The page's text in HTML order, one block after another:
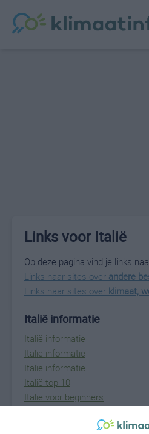
Links voor Italië
Op deze pagina vind je links
Links naar sites over andere
Links naar sites over klimaat,
Italië informatie
Italië informatie
Italië informatie
Italië informatie
Italië top 10
Italië voor beginners